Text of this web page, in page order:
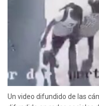
Un video difundido de las